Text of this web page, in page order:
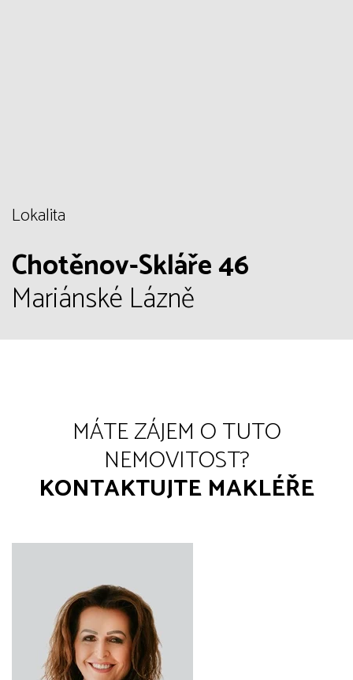
Lokalita
Chotěnov-Skláře 46
Mariánské Lázně
MÁTE ZÁJEM O TUTO
NEMOVITOST?
KONTAKTUJTE MAKLÉŘE